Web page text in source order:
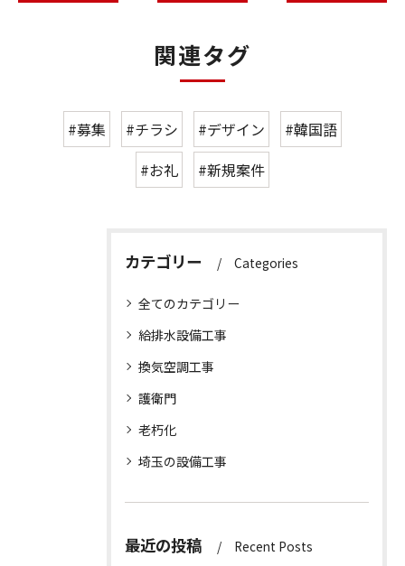
関連タグ
#募集 #チラシ #デザイン
#韓国語
#お礼
#新規案件
カテゴリー Categories
全てのカテゴリー
給排水設備工事
換気空調工事
護衛門
老朽化
埼玉の設備工事
最近の投稿 Recent Posts